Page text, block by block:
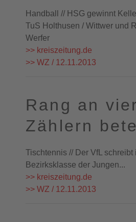
Handball // HSG gewinnt
TuS Holthusen / Wittwer und
Werfer
>> kreiszeitung.de
>> WZ / 12.11.2013
Rang an vier
Zählern
Tischtennis // Der VfL
Bezirksklasse der Jungen...
>> kreiszeitung.de
>> WZ / 12.11.2013